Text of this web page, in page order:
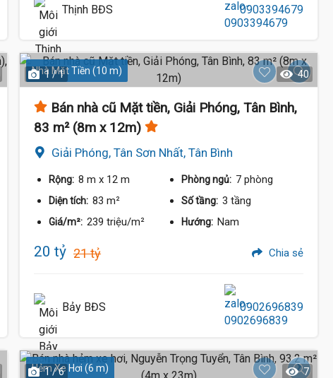
Thịnh BĐS 0903394679
Nhà Mặt Tiền (10 m)
1 / 1 40
Bán nhà cũ Mặt tiền, Giải Phóng, Tân Bình,
83 m² (8m x 12m)
Giải Phóng, Tân Sơn Nhất, Tân Bình
Rộng: 8 m x 12 m Phòng ngủ: 7 phòng
Diện tích: 83 m² Số tầng: 3 tầng
Giá/m²: 239 triệu/m² Hướng: Nam
20 tỷ 21 tỷ Chia sẻ
Bảy BĐS 0902696839
Hẻm Xe Hơi (6 m)
1 / 6 7